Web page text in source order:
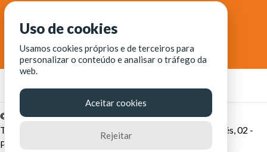
© Fortaleza Digital || CITINOVA - Fundação de Ciência,
Tecnologia e Inovação de Fortaleza - Rua dos Tremembés, 02 -
Praia de Iracema - Fortaleza-CE
Uso de cookies
Usamos cookies próprios e de terceiros para
personalizar o conteúdo e analisar o tráfego da
web.
Aceitar cookies
Rejeitar